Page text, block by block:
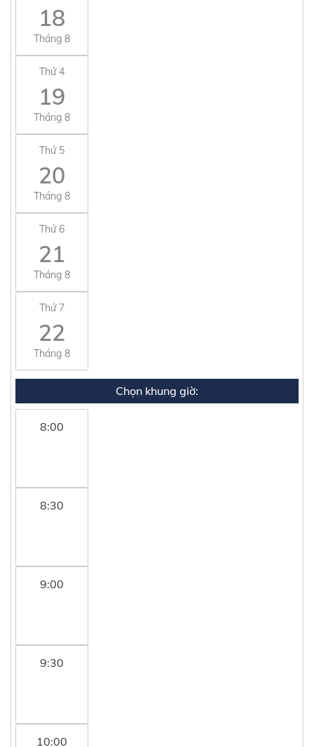
18
Tháng 8
Thứ 4
19
Tháng 8
Thứ 5
20
Tháng 8
Thứ 6
21
Tháng 8
Thứ 7
22
Tháng 8
Chọn khung giờ:
8:00
8:30
9:00
9:30
10:00